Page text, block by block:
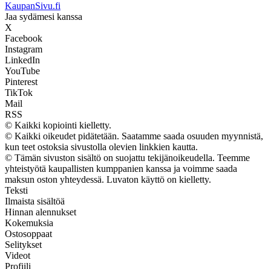
KaupanSivu.fi
Jaa sydämesi kanssa
X
Facebook
Instagram
LinkedIn
YouTube
Pinterest
TikTok
Mail
RSS
© Kaikki kopiointi kielletty.
© Kaikki oikeudet pidätetään. Saatamme saada osuuden myynnistä,
kun teet ostoksia sivustolla olevien linkkien kautta.
© Tämän sivuston sisältö on suojattu tekijänoikeudella. Teemme
yhteistyötä kaupallisten kumppanien kanssa ja voimme saada
maksun oston yhteydessä. Luvaton käyttö on kielletty.
Teksti
Ilmaista sisältöä
Hinnan alennukset
Kokemuksia
Ostosoppaat
Selitykset
Videot
Profiili